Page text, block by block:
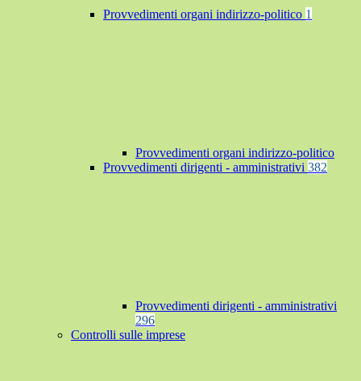
Provvedimenti organi indirizzo-politico 1
Provvedimenti organi indirizzo-politico
Provvedimenti dirigenti - amministrativi 382
Provvedimenti dirigenti - amministrativi
296
Controlli sulle imprese